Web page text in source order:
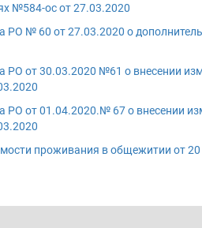
№584-ос от 27.03.2020
РО № 60 от 27.03.2020 о
РО от 30.03.2020 №61 о внесении
РО от 01.04.2020.№ 67 о внесении
проживания в общежитии от